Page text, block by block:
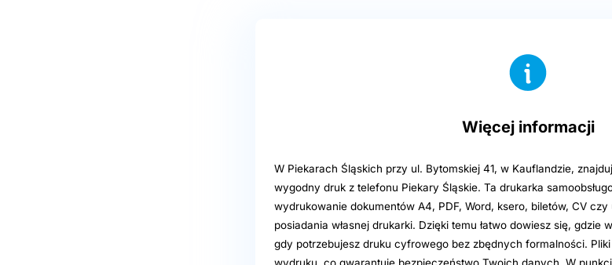
Więcej informacji
W Piekarach Śląskich przy ul. Bytomskiej 41, w Kauflandzie,
wygodny druk z telefonu Piekary Śląskie. Ta drukarka
wydrukowanie dokumentów A4, PDF, Word, ksero, biletów, CV
posiadania własnej drukarki. Dzięki temu łatwo dowiesz się, gdzie
gdy potrzebujesz druku cyfrowego bez zbędnych formalności.